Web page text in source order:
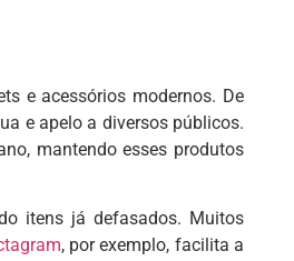
e acessórios modernos. De
e apelo a diversos públicos.
mantendo esses produtos
itens já defasados. Muitos
, por exemplo, facilita a